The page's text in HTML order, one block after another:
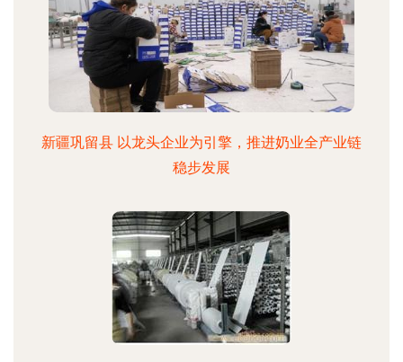
新疆巩留县 以龙头企业为引擎，推进奶业全产业链
稳步发展